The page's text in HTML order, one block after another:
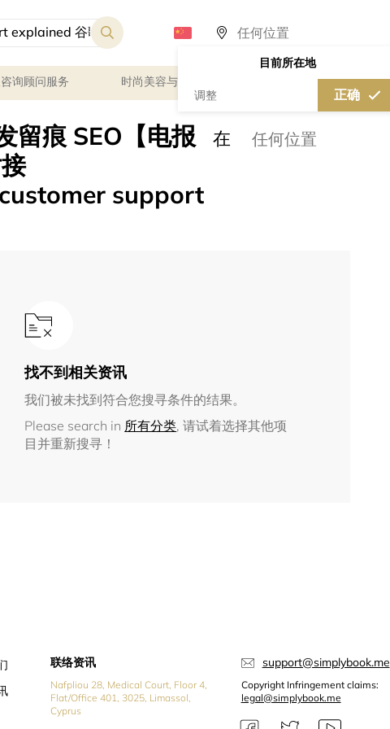
目前所在地
调整 正确
询顾问服务 时尚美容与健康 私人咨询顾问服务
痕 SEO【电报
support
在
找不到相关资讯
我们被未找到符合您搜寻条件的结果。
Please search in 所有分类, 请试着选择其他项
目并重新搜寻！
联络资讯
Nafpliou 28, Medical Court, Floor 4,
Flat/Office 401, 3025, Limassol,
Cyprus
support@simplybook.me
Copyright Infringement claims:
legal@simplybook.me